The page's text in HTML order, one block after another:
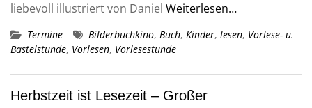
liebevoll illustriert von Daniel Weiterlesen…
Termine Bilderbuchkino, Buch, Kinder, lesen, Vorlese- u.
Bastelstunde, Vorlesen, Vorlesestunde
Herbstzeit ist Lesezeit – Großer